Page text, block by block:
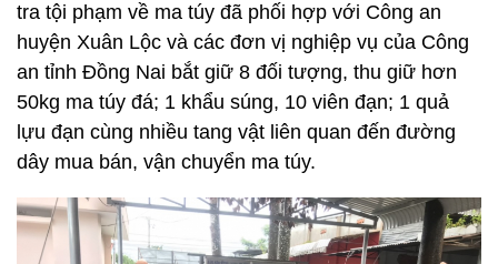
tra tội phạm về ma túy đã phối hợp với Công an
huyện Xuân Lộc và các đơn vị nghiệp vụ của Công
an tỉnh Đồng Nai bắt giữ 8 đối tượng, thu giữ hơn
50kg ma túy đá; 1 khẩu súng, 10 viên đạn; 1 quả
lựu đạn cùng nhiều tang vật liên quan đến đường
dây mua bán, vận chuyển ma túy.